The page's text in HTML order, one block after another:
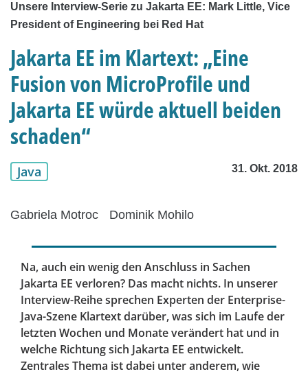
Unsere Interview-Serie zu Jakarta EE: Mark Little, Vice
President of Engineering bei Red Hat
Jakarta EE im Klartext: „Eine
Fusion von MicroProfile und
Jakarta EE würde aktuell beiden
schaden“
Java 31. Okt. 2018
Gabriela Motroc Dominik Mohilo
Na, auch ein wenig den Anschluss in Sachen
Jakarta EE verloren? Das macht nichts. In unserer
Interview-Reihe sprechen Experten der Enterprise-
Java-Szene Klartext darüber, was sich im Laufe der
letzten Wochen und Monate verändert hat und in
welche Richtung sich Jakarta EE entwickelt.
Zentrales Thema ist dabei unter anderem, wie